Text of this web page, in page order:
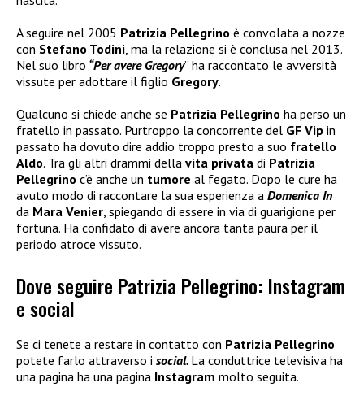
A seguire nel 2005 Patrizia Pellegrino è convolata a nozze
con Stefano Todini, ma la relazione si è conclusa nel 2013.
Nel suo libro “Per avere Gregory” ha raccontato le avversità
vissute per adottare il figlio Gregory.
Qualcuno si chiede anche se Patrizia Pellegrino ha perso un
fratello in passato. Purtroppo la concorrente del GF Vip in
passato ha dovuto dire addio troppo presto a suo fratello
Aldo. Tra gli altri drammi della vita privata di Patrizia
Pellegrino c’è anche un tumore al fegato. Dopo le cure ha
avuto modo di raccontare la sua esperienza a Domenica In
da Mara Venier, spiegando di essere in via di guarigione per
fortuna. Ha confidato di avere ancora tanta paura per il
periodo atroce vissuto.
Dove seguire Patrizia Pellegrino: Instagram
e social
Se ci tenete a restare in contatto con Patrizia Pellegrino
potete farlo attraverso i social. La conduttrice televisiva ha
una pagina ha una pagina Instagram molto seguita.